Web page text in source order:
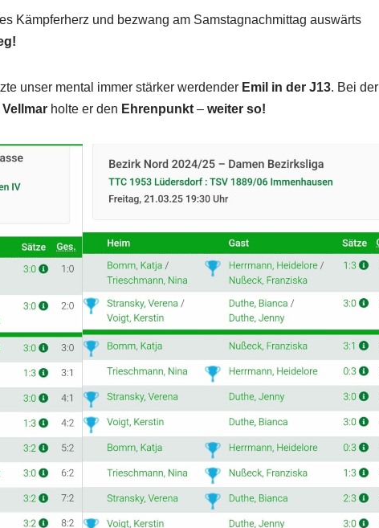
Kämpferherz und bezwang am Samstagnachmittag auswärts
unser mental immer stärker werdender Emil in der J13. Bei der
holte er den Ehrenpunkt – weiter so!